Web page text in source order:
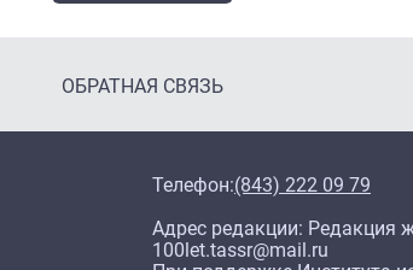
ОБРАТНАЯ СВЯЗЬ
Телефон:(843) 222 09 79
Адрес редакции: Редакция
100let.tassr@mail.ru